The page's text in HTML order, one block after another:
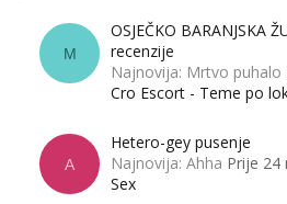
M
OSJEČKO BARANJSKA
recenzije
Najnovija: Mrtvo puhalo
Cro Escort - Teme po
A
Hetero-gey pusenje
Najnovija: Ahha Prije 24
Sex